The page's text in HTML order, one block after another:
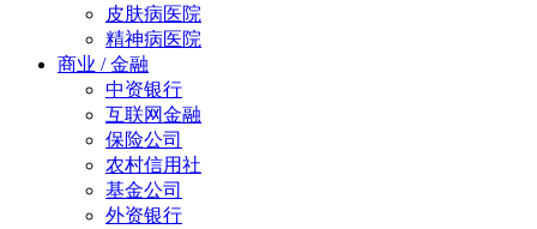
皮肤病医院
精神病医院
商业 / 金融
中资银行
互联网金融
保险公司
农村信用社
基金公司
外资银行